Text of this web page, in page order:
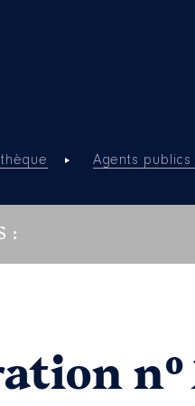
Agents publics
:
n°